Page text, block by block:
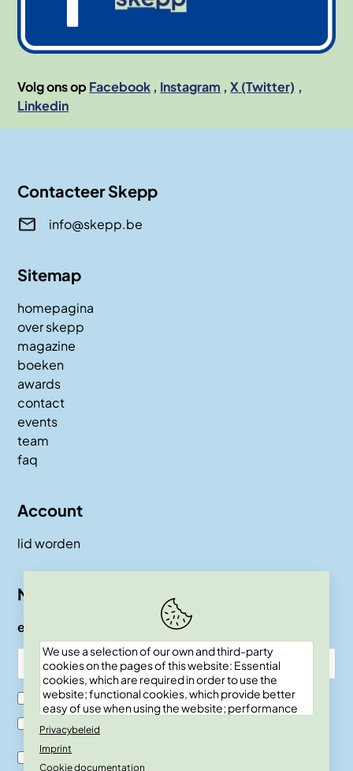
We use a selection of our own and third-party
cookies on the pages of this website: Essential
cookies, which are required in order to use the
website; functional cookies, which provide better
easy of use when using the website; performance
data on website use and statistics; and marketing
cookies, which are used to display relevant
content and advertising. If you choose "ACCEPT
Privacybeleid
Imprint
Cookie documentation
Volg ons op Facebook Instagram
X (Twitter)
Linkedin
Contacteer Skepp
info@skepp.be
Sitemap
homepagina
over skepp
magazine
boeken
awards
contact
events
team
faq
Account
lid worden
Nieuwsbrief
e-mail
Ik ben SKEPP lid
Ik ben geen SKEPP lid
Ik ben akkoord met de verwerkingsvoor-waarden en